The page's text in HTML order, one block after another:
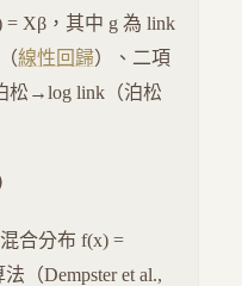
Xβ，其中 g 為 link
線性回歸）、二項
松→log link（泊松
合分布 f(x) =
（Dempster et al.,